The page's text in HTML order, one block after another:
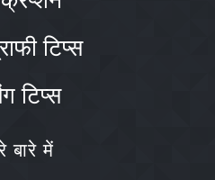
टिप्स
टिप्स
बारे में